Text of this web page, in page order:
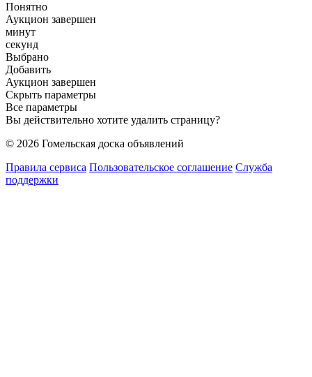
Понятно
Аукцион завершен
минут
секунд
Выбрано
Добавить
Аукцион завершен
Скрыть параметры
Все параметры
Вы действительно хотите удалить страницу?
© 2026 Гомельская доска объявлений
Правила сервиса Пользовательское соглашение Служба
поддержки